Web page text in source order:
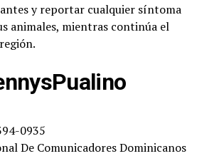
y reportar cualquier síntoma
animales, mientras continúa el
0935
De Comunicadores Dominicanos